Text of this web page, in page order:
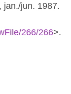
jan./jun. 1987.
266/266>.